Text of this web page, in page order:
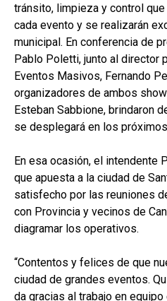
tránsito, limpieza y control
cada evento y se realizarán
municipal. En conferencia de
Pablo Poletti, junto al director
Eventos Masivos, Fernando
organizadores de ambos
Esteban Sabbione, brindaron
se desplegará en los
En esa ocasión, el intendente
que apuesta a la ciudad de
satisfecho por las reuniones
con Provincia y vecinos de
diagramar los operativos.
“Contentos y felices de que
ciudad de grandes eventos.
da gracias al trabajo en